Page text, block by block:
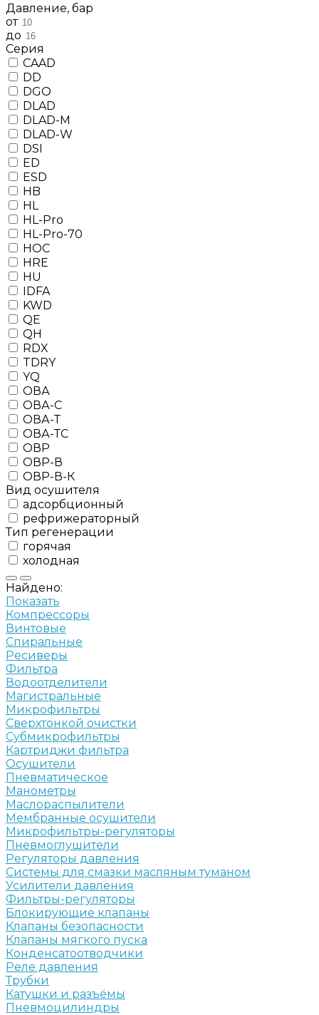
Давление, бар
от
до
Серия
CAAD
DD
DGO
DLAD
DLAD-M
DLAD-W
DSI
ED
ESD
HB
HL
HL-Pro
HL-Pro-70
HOC
HRE
HU
IDFA
KWD
QE
QH
RDX
TDRY
YQ
ОВА
ОВА-С
ОВА-Т
ОВА-ТС
ОВР
ОВР-В
ОВР-В-К
Вид осушителя
адсорбционный
рефрижераторный
Тип регенерации
горячая
холодная
Найдено:
Показать
Компрессоры
Винтовые
Спиральные
Ресиверы
Фильтра
Водоотделители
Магистральные
Микрофильтры
Сверхтонкой очистки
Субмикрофильтры
Картриджи фильтра
Осушители
Пневматическое
Манометры
Маслораспылители
Мембранные осушители
Микрофильтры-регуляторы
Пневмоглушители
Регуляторы давления
Системы для смазки масляным туманом
Усилители давления
Фильтры-регуляторы
Блокирующие клапаны
Клапаны безопасности
Клапаны мягкого пуска
Конденсатоотводчики
Реле давления
Трубки
Катушки и разъёмы
Пневмоцилиндры